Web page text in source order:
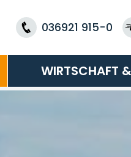
036921 915-0
WIRTSCHAFT